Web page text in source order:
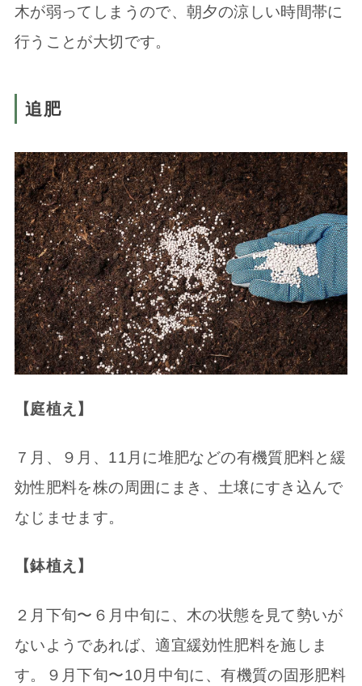
木が弱ってしまうので、朝夕の涼しい時間帯に
行うことが大切です。
追肥
【庭植え】
７月、９月、11月に堆肥などの有機質肥料と緩
効性肥料を株の周囲にまき、土壌にすき込んで
なじませます。
【鉢植え】
２月下旬〜６月中旬に、木の状態を見て勢いが
ないようであれば、適宜緩効性肥料を施しま
す。９月下旬〜10月中旬に、有機質の固形肥料